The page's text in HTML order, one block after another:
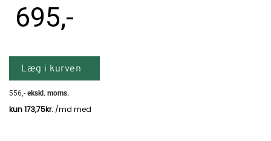
695,-
Læg i kurven
556,- ekskl. moms.